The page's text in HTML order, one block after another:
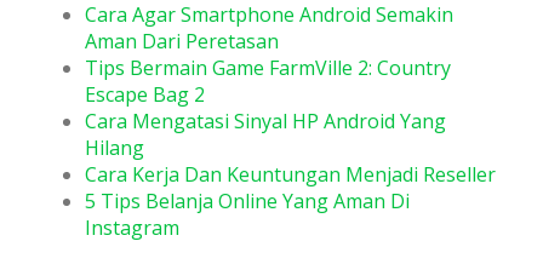
Cara Agar Smartphone Android Semakin
Aman Dari Peretasan
Tips Bermain Game FarmVille 2: Country
Escape Bag 2
Cara Mengatasi Sinyal HP Android Yang
Hilang
Cara Kerja Dan Keuntungan Menjadi Reseller
5 Tips Belanja Online Yang Aman Di
Instagram